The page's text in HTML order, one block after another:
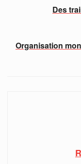
Des
Organisation